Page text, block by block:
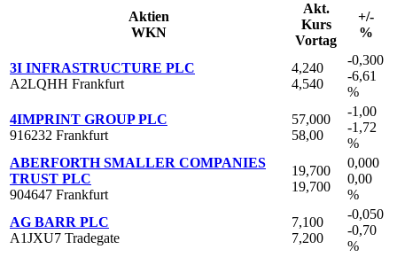
Aktien
WKN
Akt.
Kurs
Vortag
+/-
%
3I INFRASTRUCTURE PLC
A2LQHH Frankfurt
4,240
4,540
-0,300
-6,61
%
4IMPRINT GROUP PLC
916232 Frankfurt
57,000
58,00
-1,00
-1,72
%
ABERFORTH SMALLER COMPANIES
TRUST PLC
904647 Frankfurt
19,700
19,700
0,000
0,00
%
AG BARR PLC
A1JXU7 Tradegate
7,100
7,200
-0,050
-0,70
%